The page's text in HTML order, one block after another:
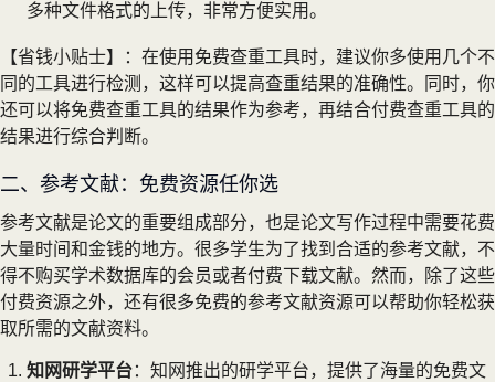
多种文件格式的上传，非常方便实用。
【省钱小贴士】：在使用免费查重工具时，建议你多使用几个不
同的工具进行检测，这样可以提高查重结果的准确性。同时，你
还可以将免费查重工具的结果作为参考，再结合付费查重工具的
结果进行综合判断。
二、参考文献：免费资源任你选
参考文献是论文的重要组成部分，也是论文写作过程中需要花费
大量时间和金钱的地方。很多学生为了找到合适的参考文献，不
得不购买学术数据库的会员或者付费下载文献。然而，除了这些
付费资源之外，还有很多免费的参考文献资源可以帮助你轻松获
取所需的文献资料。
知网研学平台：知网推出的研学平台，提供了海量的免费文